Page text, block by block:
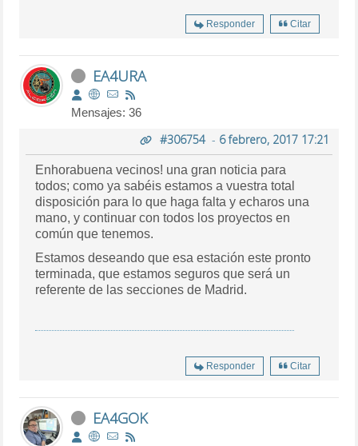
Responder Citar
EA4URA
Mensajes: 36
#306754- 6 febrero, 2017 17:21
Enhorabuena vecinos! una gran noticia para
todos; como ya sabéis estamos a vuestra total
disposición para lo que haga falta y echaros una
mano, y continuar con todos los proyectos en
común que tenemos.
Estamos deseando que esa estación este pronto
terminada, que estamos seguros que será un
referente de las secciones de Madrid.
Responder Citar
EA4GOK